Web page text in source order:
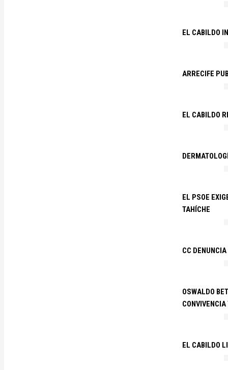
EL CABILDO
ARRECIFE
EL CABILDO
EL PSOE
TAHÍCHE
CC
OSWALDO
EL CABILDO